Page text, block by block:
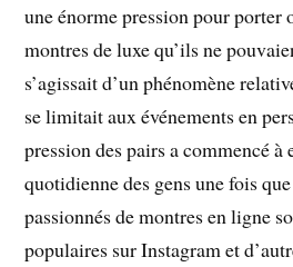
une énorme pression pour porter
montres de luxe qu’ils ne
s’agissait d’un phénomène
se limitait aux événements en
pression des pairs a commencé
quotidienne des gens une fois
passionnés de montres en ligne
populaires sur Instagram et